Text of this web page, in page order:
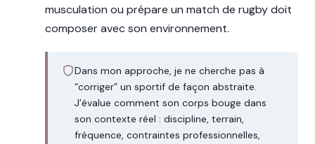
musculation ou prépare un match de rugby doit
composer avec son environnement.
Dans mon approche, je ne cherche pas à
“corriger” un sportif de façon abstraite.
J’évalue comment son corps bouge dans
son contexte réel : discipline, terrain,
fréquence, contraintes professionnelles,